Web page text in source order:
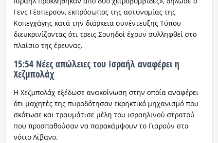
Γενς Γέσπερσον, εκπρόσωπος της αστυνομίας της
Κοπεγχάγης κατά την διάρκεια συνέντευξης Τύπου
διευκρινίζοντας ότι τρεις Σουηδοί έχουν συλληφθεί στο
πλαίσιο της έρευνας.
15:54 Νέες απώλειες του Ισραήλ αναφέρει η
Χεζμπολάχ
Η Χεζμπολάχ εξέδωσε ανακοίνωση στην οποία αναφέρει
ότι μαχητές της πυροδότησαν εκρηκτικό μηχανισμό που
σκότωσε και τραυμάτισε μέλη του ισραηλινού στρατού
που προσπαθούσαν να παρακάμψουν το Γιαρούν στο
νότιο Λίβανο.